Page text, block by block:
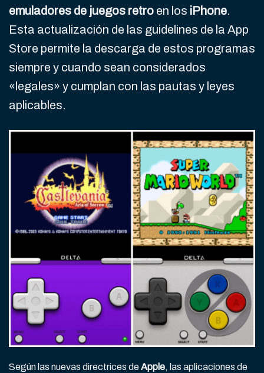
emuladores de juegos retro en los iPhone.
Esta actualización de las guidelines de la App
Store permite la descarga de estos programas
siempre y cuando sean considerados
«legales» y cumplan con las pautas y leyes
aplicables.
Según las nuevas directrices deApple, las aplicaciones de